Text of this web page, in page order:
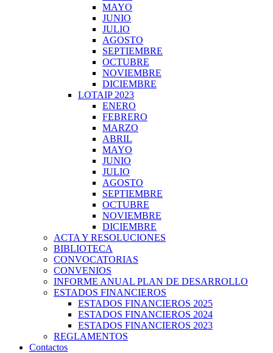
MAYO
JUNIO
JULIO
AGOSTO
SEPTIEMBRE
OCTUBRE
NOVIEMBRE
DICIEMBRE
LOTAIP 2023
ENERO
FEBRERO
MARZO
ABRIL
MAYO
JUNIO
JULIO
AGOSTO
SEPTIEMBRE
OCTUBRE
NOVIEMBRE
DICIEMBRE
ACTA Y RESOLUCIONES
BIBLIOTECA
CONVOCATORIAS
CONVENIOS
INFORME ANUAL PLAN DE DESARROLLO
ESTADOS FINANCIEROS
ESTADOS FINANCIEROS 2025
ESTADOS FINANCIEROS 2024
ESTADOS FINANCIEROS 2023
REGLAMENTOS
Contactos